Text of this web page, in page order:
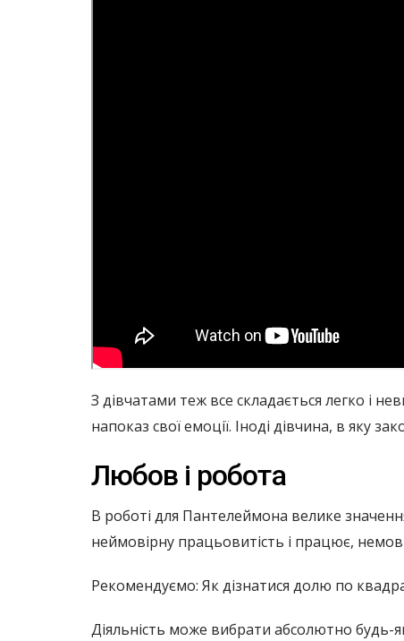
З дівчатами теж все складається легко і
напоказ свої емоції. Іноді дівчина, в яку
Любов і робота
В роботі для Пантелеймона велике
неймовірну працьовитість і працює,
Рекомендуємо: Як дізнатися долю по
Діяльність може вибрати абсолютно будь-